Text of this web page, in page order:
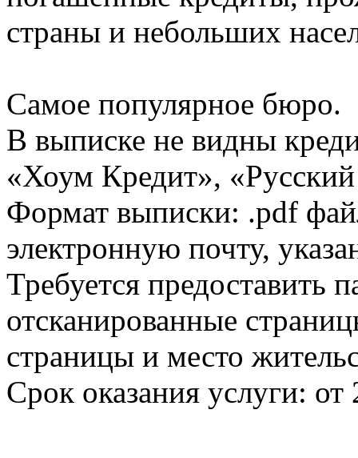
страны и небольших
Самое популярное бюро.
В выписке не видны
«Хоум Кредит»,
Формат выписки: .pdf
электронную почту,
Требуется предоставить
отсканированные
страницы и место
Срок оказания услуги: от